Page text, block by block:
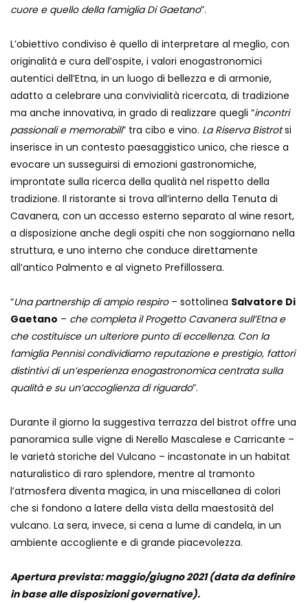
cuore e quello della famiglia Di Gaetano”.
L’obiettivo condiviso è quello di interpretare al meglio, con
originalità e cura dell’ospite, i valori enogastronomici
autentici dell’Etna, in un luogo di bellezza e di armonie,
adatto a celebrare una convivialità ricercata, di tradizione
ma anche innovativa, in grado di realizzare quegli “incontri
passionali e memorabili” tra cibo e vino. La Riserva Bistrotsi
inserisce in un contesto paesaggistico unico, che riesce a
evocare un susseguirsi di emozioni gastronomiche,
improntate sulla ricerca della qualità nel rispetto della
tradizione. Il ristorante si trova all’interno della Tenuta di
Cavanera, con un accesso esterno separato al wine resort,
a disposizione anche degli ospiti che non soggiornano nella
struttura, e uno interno che conduce direttamente
all’antico Palmento e al vigneto Prefillossera.
“Una partnership di ampio respiro– sottolinea Salvatore Di
Gaetano – che completa il Progetto Cavanera sull’Etna e
che costituisce un ulteriore punto di eccellenza. Con la
famiglia Pennisi condividiamo reputazione e prestigio, fattori
distintivi di un’esperienza enogastronomica centrata sulla
qualità e su un’accoglienza di riguardo”.
Durante il giorno la suggestiva terrazza del bistrot offre una
panoramica sulle vigne di Nerello Mascalese e Carricante –
le varietà storiche del Vulcano – incastonate in un habitat
naturalistico di raro splendore, mentre al tramonto
l’atmosfera diventa magica, in una miscellanea di colori
che si fondono a latere della vista della maestosità del
vulcano. La sera, invece, si cena a lume di candela, in un
ambiente accogliente e di grande piacevolezza.
Apertura prevista: maggio/giugno 2021 (data da definire
in base alle disposizioni governative).